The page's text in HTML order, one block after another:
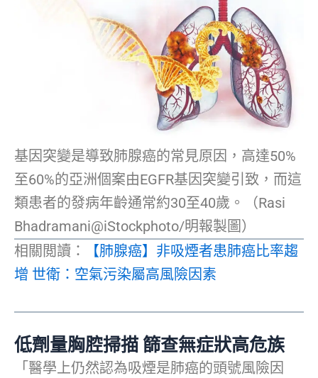
基因突變是導致肺腺癌的常見原因，高達50%
至60%的亞洲個案由EGFR基因突變引致，而這
類患者的發病年齡通常約30至40歲。（Rasi
Bhadramani@iStockphoto/明報製圖）
相關閲讀：
【肺腺癌】非吸煙者患肺癌比率趨
增 世衛：空氣污染屬高風險因素
低劑量胸腔掃描 篩查無症狀高危族
「醫學上仍然認為吸煙是肺癌的頭號風險因